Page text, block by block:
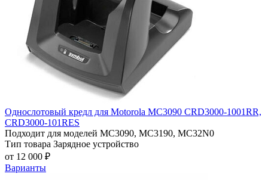
Однослотовый кредл для Motorola MC3090 СRD3000-1001RR,
СRD3000-101RES
Подходит для моделей MC3090, MC3190, MC32N0
Тип товара Зарядное устройство
от 12 000 ₽
Варианты